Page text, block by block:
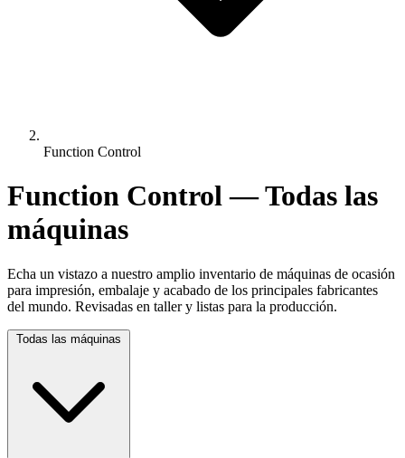
Function Control
Function Control — Todas las
máquinas
Echa un vistazo a nuestro amplio inventario de máquinas de ocasión
para impresión, embalaje y acabado de los principales fabricantes
del mundo. Revisadas en taller y listas para la producción.
Todas las máquinas